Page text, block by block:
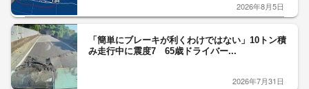
2026年8月5日
「簡単にブレーキが利くわけではない」10トン積
み走行中に震度7 65歳ドライバー...
2026年7月31日